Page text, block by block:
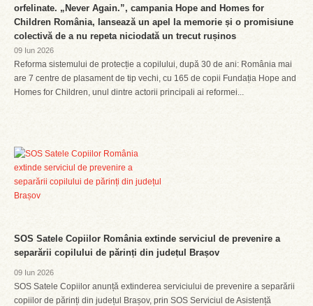
orfelinate. „Never Again.”, campania Hope and Homes for
Children România, lansează un apel la memorie și o promisiune
colectivă de a nu repeta niciodată un trecut rușinos
09 Iun 2026
Reforma sistemului de protecție a copilului, după 30 de ani: România mai
are 7 centre de plasament de tip vechi, cu 165 de copii Fundația Hope and
Homes for Children, unul dintre actorii principali ai reformei...
SOS Satele Copiilor România extinde serviciul de prevenire a
separării copilului de părinți din județul Brașov
09 Iun 2026
SOS Satele Copiilor anunță extinderea serviciului de prevenire a separării
copiilor de părinți din județul Brașov, prin SOS Serviciul de Asistență